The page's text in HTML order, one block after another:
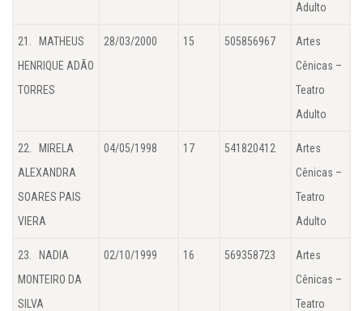
Adulto
21. MATHEUS
HENRIQUE ADÃO
TORRES
28/03/2000 15 505856967
Artes
Cênicas –
Teatro
Adulto
22. MIRELA
ALEXANDRA
SOARES PAIS
VIERA
04/05/1998 17 541820412
Artes
Cênicas –
Teatro
Adulto
23. NADIA
MONTEIRO DA
SILVA
02/10/1999 16 569358723
Artes
Cênicas –
Teatro